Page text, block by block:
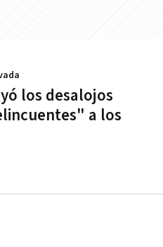
los desalojos
a los